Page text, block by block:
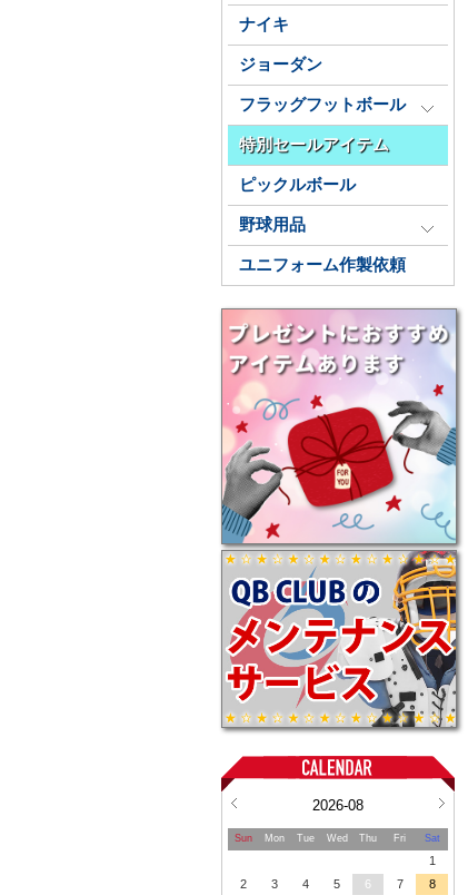
ナイキ
ジョーダン
フラッグフットボール
特別セールアイテム
ピックルボール
野球用品
ユニフォーム作製依頼
2026-08
Sun Mon Tue Wed Thu Fri Sat
1
2
3 4 5 6 7
8